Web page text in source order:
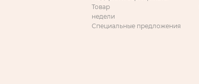
Товар
недели
Специальные предложения